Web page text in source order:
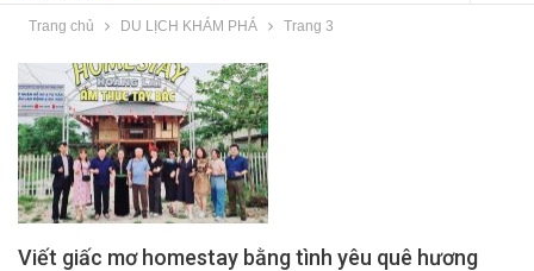
Trang chủ DU LỊCH KHÁM PHÁ Trang 3
Viết giấc mơ homestay bằng tình yêu quê hương